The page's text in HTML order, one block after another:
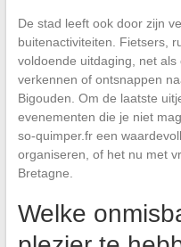
De stad leeft ook door zijn
buitenactiviteiten. Fietsers,
voldoende uitdaging, net
verkennen of ontsnappen
Bigouden. Om de laatste
evenementen die je niet
so-quimper.fr een
organiseren, of het nu met
Bretagne.
Welke